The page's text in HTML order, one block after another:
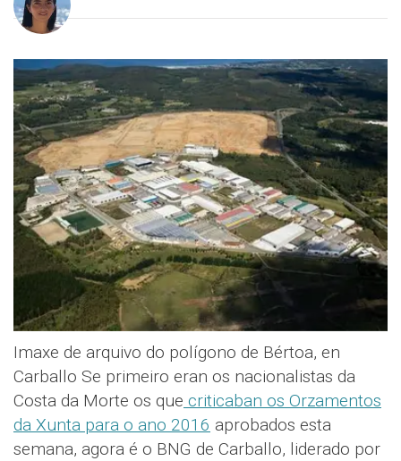
Imaxe de arquivo do polígono de Bértoa, en
Carballo Se primeiro eran os nacionalistas da
Costa da Morte os que criticaban os Orzamentos
da Xunta para o ano 2016 aprobados esta
semana, agora é o BNG de Carballo, liderado por